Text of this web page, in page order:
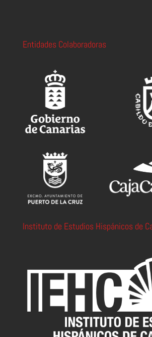
Entidades Colaboradoras
Instituto de Estudios Hispánicos de